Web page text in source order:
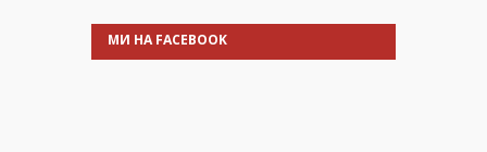
МИ НА FACEBOOK